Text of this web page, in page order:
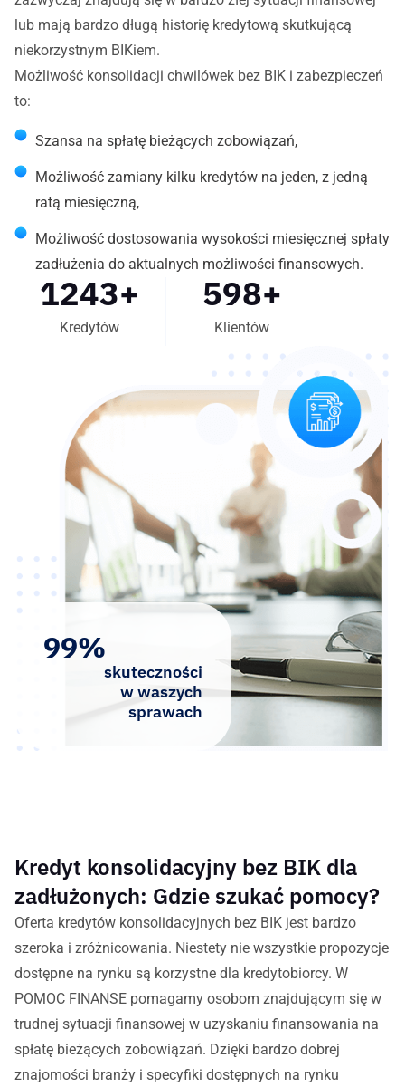
lub mają bardzo długą historię kredytową skutkującą
niekorzystnym BIKiem.
Możliwość konsolidacji chwilówek bez BIK i zabezpieczeń
to:
Szansa na spłatę bieżących zobowiązań,
Możliwość zamiany kilku kredytów na jeden, z jedną
ratą miesięczną,
Możliwość dostosowania wysokości miesięcznej spłaty
zadłużenia do aktualnych możliwości finansowych.
Kredytów
1243+
Klientów
598+
99%
skuteczności
w waszych
sprawach
Kredyt konsolidacyjny bez BIK dla
zadłużonych: Gdzie szukać pomocy?
Oferta kredytów konsolidacyjnych bez BIK jest bardzo
szeroka i zróżnicowania. Niestety nie wszystkie propozycje
dostępne na rynku są korzystne dla kredytobiorcy. W
POMOC FINANSE pomagamy osobom znajdującym się w
trudnej sytuacji finansowej w uzyskaniu finansowania na
spłatę bieżących zobowiązań. Dzięki bardzo dobrej
znajomości branży i specyfiki dostępnych na rynku